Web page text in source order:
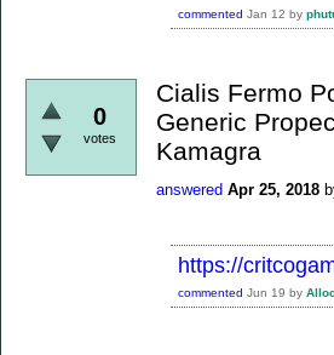
commented Jan 12 by
0
votes
Cialis Fermo
Generic
Kamagra
answered Apr 25, 2018
https://
commented Jun 19 by